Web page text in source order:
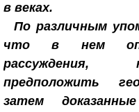
в веках.
По различным
что в нем
рассуждения,
предположить
затем